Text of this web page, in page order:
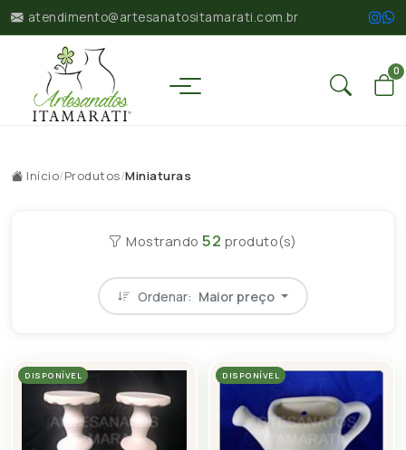
atendimento@artesanatositamarati.com.br
0
Início/Produtos/Miniaturas
Mostrando52 produto(s)
Ordenar: Maior preço
DISPONÍVEL DISPONÍVEL